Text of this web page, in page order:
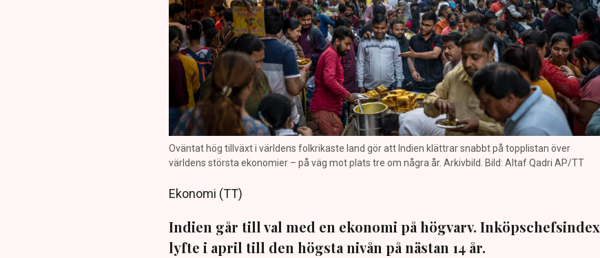
Oväntat hög tillväxt i världens folkrikaste land gör att Indien klättrar snabbt på topplistan över
världens största ekonomier – på väg mot plats tre om några år. Arkivbild. Bild: Altaf Qadri AP/TT
Ekonomi (TT)
Indien går till val med en ekonomi på högvarv. Inköpschefsindex
lyfte i april till den högsta nivån på nästan 14 år.